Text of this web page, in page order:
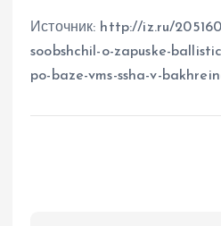
Источник: http://iz.ru/
soobshchil-o-zapuske-
po-baze-vms-ssha-v-